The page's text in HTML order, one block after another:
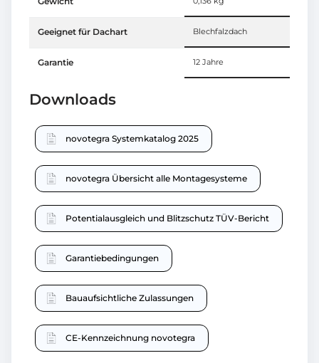
Geeignet für Dachart Blechfalzdach
Garantie 12 Jahre
Downloads
novotegra Systemkatalog 2025
novotegra Übersicht alle Montagesysteme
Potentialausgleich und Blitzschutz TÜV-Bericht
Garantiebedingungen
Bauaufsichtliche Zulassungen
CE-Kennzeichnung novotegra